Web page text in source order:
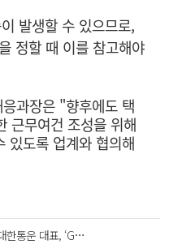
발생할 수 있으므로,
정할 때 이를 참고해야
과장은 "향후에도 택
근무여건 조성을 위해
도록 업계와 협의해
‘GO! GO! 챌린지’ 동참